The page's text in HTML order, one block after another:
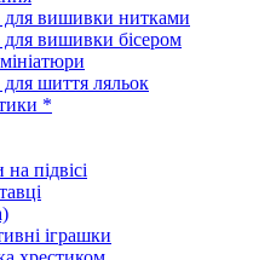
вишивки нитками
вишивки бісером
шиття ляльок
*
підвісі
іграшки